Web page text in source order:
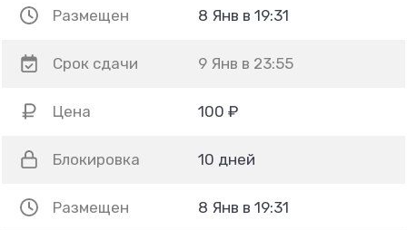
Размещен 8 Янв в 19:31
Срок сдачи 9 Янв в 23:55
Цена 100 ₽
Блокировка 10 дней
Размещен 8 Янв в 19:31